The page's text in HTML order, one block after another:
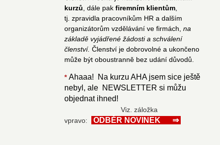
kurzů, dále pakfiremním klientům,
tj. zpravidla pracovníkům HR a dalším
organizátorům vzdělávání ve firmách,na
základě vyjádřené žádosti a schválení
členství. Členství je dobrovolné a ukončeno
může být oboustranně bez udání důvodů.
* Ahaaa! Na kurzu AHA jsem sice ještě
nebyl, ale NEWSLETTER si můžu
objednat ihned!
Viz. záložka
vpravo:
ODBĚR NOVINEK ⇒